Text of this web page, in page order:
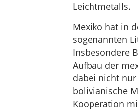
Leichtmetalls.
Mexiko hat in
sogenannten
Insbesondere
Aufbau der
dabei nicht
bolivianische
Kooperation